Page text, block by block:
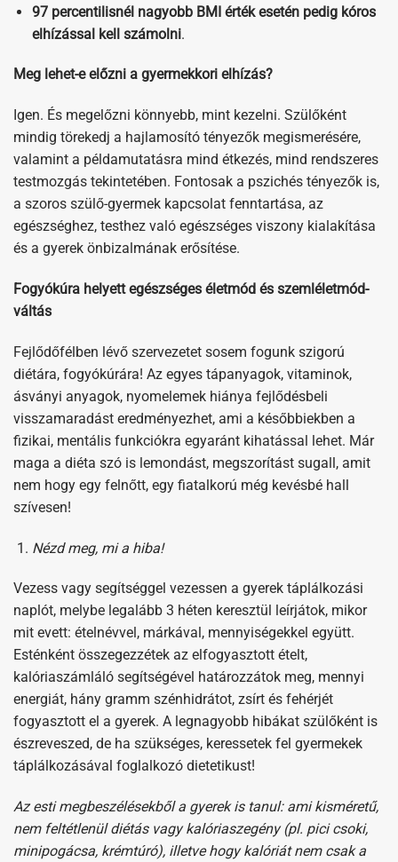
97 percentilisnél nagyobb BMI érték esetén pedig kóros
elhízással kell számolni.
Meg lehet-e előzni a gyermekkori elhízás?
Igen. És megelőzni könnyebb, mint kezelni. Szülőként
mindig törekedj a hajlamosító tényezők megismerésére,
valamint a példamutatásra mind étkezés, mind rendszeres
testmozgás tekintetében. Fontosak a pszichés tényezők is,
a szoros szülő-gyermek kapcsolat fenntartása, az
egészséghez, testhez való egészséges viszony kialakítása
és a gyerek önbizalmának erősítése.
Fogyókúra helyett egészséges életmód és szemléletmód-
váltás
Fejlődőfélben lévő szervezetet sosem fogunk szigorú
diétára, fogyókúrára! Az egyes tápanyagok, vitaminok,
ásványi anyagok, nyomelemek hiánya fejlődésbeli
visszamaradást eredményezhet, ami a későbbiekben a
fizikai, mentális funkciókra egyaránt kihatással lehet. Már
maga a diéta szó is lemondást, megszorítást sugall, amit
nem hogy egy felnőtt, egy fiatalkorú még kevésbé hall
szívesen!
Nézd meg, mi a hiba!
Vezess vagy segítséggel vezessen a gyerek táplálkozási
naplót, melybe legalább 3 héten keresztül leírjátok, mikor
mit evett: ételnévvel, márkával, mennyiségekkel együtt.
Esténként összegezzétek az elfogyasztott ételt,
kalóriaszámláló segítségével határozzátok meg, mennyi
energiát, hány gramm szénhidrátot, zsírt és fehérjét
fogyasztott el a gyerek. A legnagyobb hibákat szülőként is
észreveszed, de ha szükséges, keressetek fel gyermekek
táplálkozásával foglalkozó dietetikust!
Az esti megbeszélésekből a gyerek is tanul: ami kisméretű,
nem feltétlenül diétás vagy kalóriaszegény (pl. pici csoki,
minipogácsa, krémtúró), illetve hogy kalóriát nem csak a